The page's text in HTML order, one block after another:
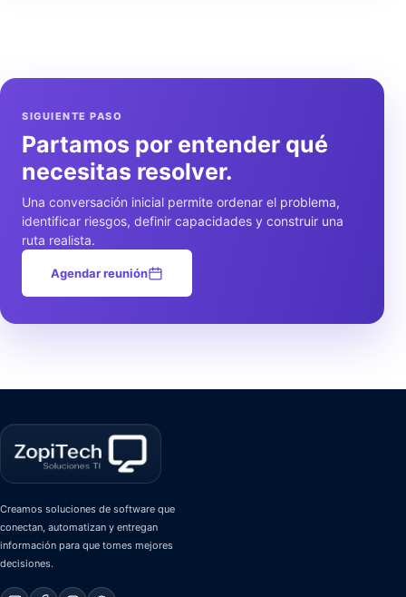
SIGUIENTE PASO
Partamos por entender qué
necesitas resolver.
Una conversación inicial permite ordenar el problema,
identificar riesgos, definir capacidades y construir una
ruta realista.
Agendar reunión
Creamos soluciones de software que
conectan, automatizan y entregan
información para que tomes mejores
decisiones.